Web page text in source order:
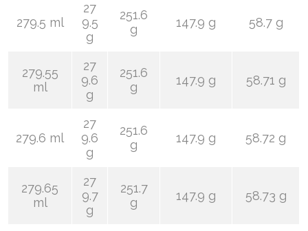
279.5 ml
27
9.5
g
251.6
g
147.9 g 58.7 g
279.55
ml
27
9.6
g
251.6
g
147.9 g 58.71 g
279.6 ml
27
9.6
g
251.6
g
147.9 g 58.72 g
279.65
ml
27
9.7
g
251.7
g
147.9 g 58.73 g